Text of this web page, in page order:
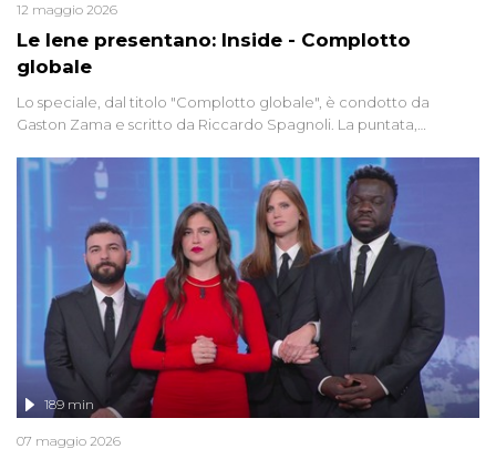
Le Iene presentano: Inside - Complotto
globale
12 maggio 2026
Lo speciale, dal titolo "Complotto globale", è condotto da
Gaston Zama e scritto da Riccardo Spagnoli. La puntata,
racconta l'universo delle narrazioni alternative, dei sospetti
globali e del complottismo che negli ultimi anni hanno invaso
social network, talk show, piazze digitali e immaginario collettivo.
189 min
07 maggio 2026